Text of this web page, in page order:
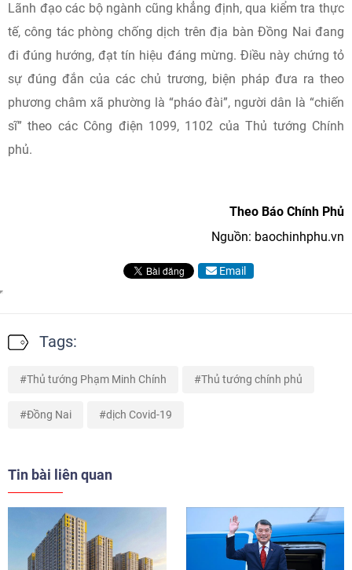
Lãnh đạo các bộ ngành cũng khẳng định, qua kiểm tra thực
tế, công tác phòng chống dịch trên địa bàn Đồng Nai đang
đi đúng hướng, đạt tín hiệu đáng mừng. Điều này chứng tỏ
sự đúng đắn của các chủ trương, biện pháp đưa ra theo
phương châm xã phường là “pháo đài”, người dân là “chiến
sĩ” theo các Công điện 1099, 1102 của Thủ tướng Chính
phủ.
Theo Báo Chính Phủ
Nguồn: baochinhphu.vn
Email
Tags:
Thủ tướng Phạm Minh Chính Thủ tướng chính phủ
Đồng Nai dịch Covid-19
Tin bài liên quan